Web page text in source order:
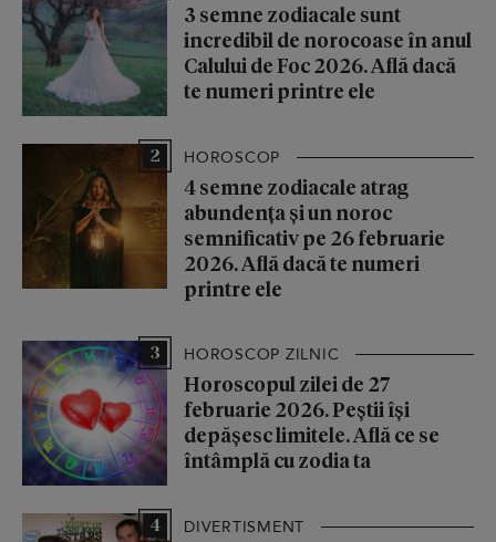
3 semne zodiacale sunt
incredibil de norocoase în anul
Calului de Foc 2026. Află dacă
te numeri printre ele
2 HOROSCOP
4 semne zodiacale atrag
abundența și un noroc
semnificativ pe 26 februarie
2026. Află dacă te numeri
printre ele
3 HOROSCOP ZILNIC
Horoscopul zilei de 27
februarie 2026. Peștii își
depășesc limitele. Află ce se
întâmplă cu zodia ta
4 DIVERTISMENT